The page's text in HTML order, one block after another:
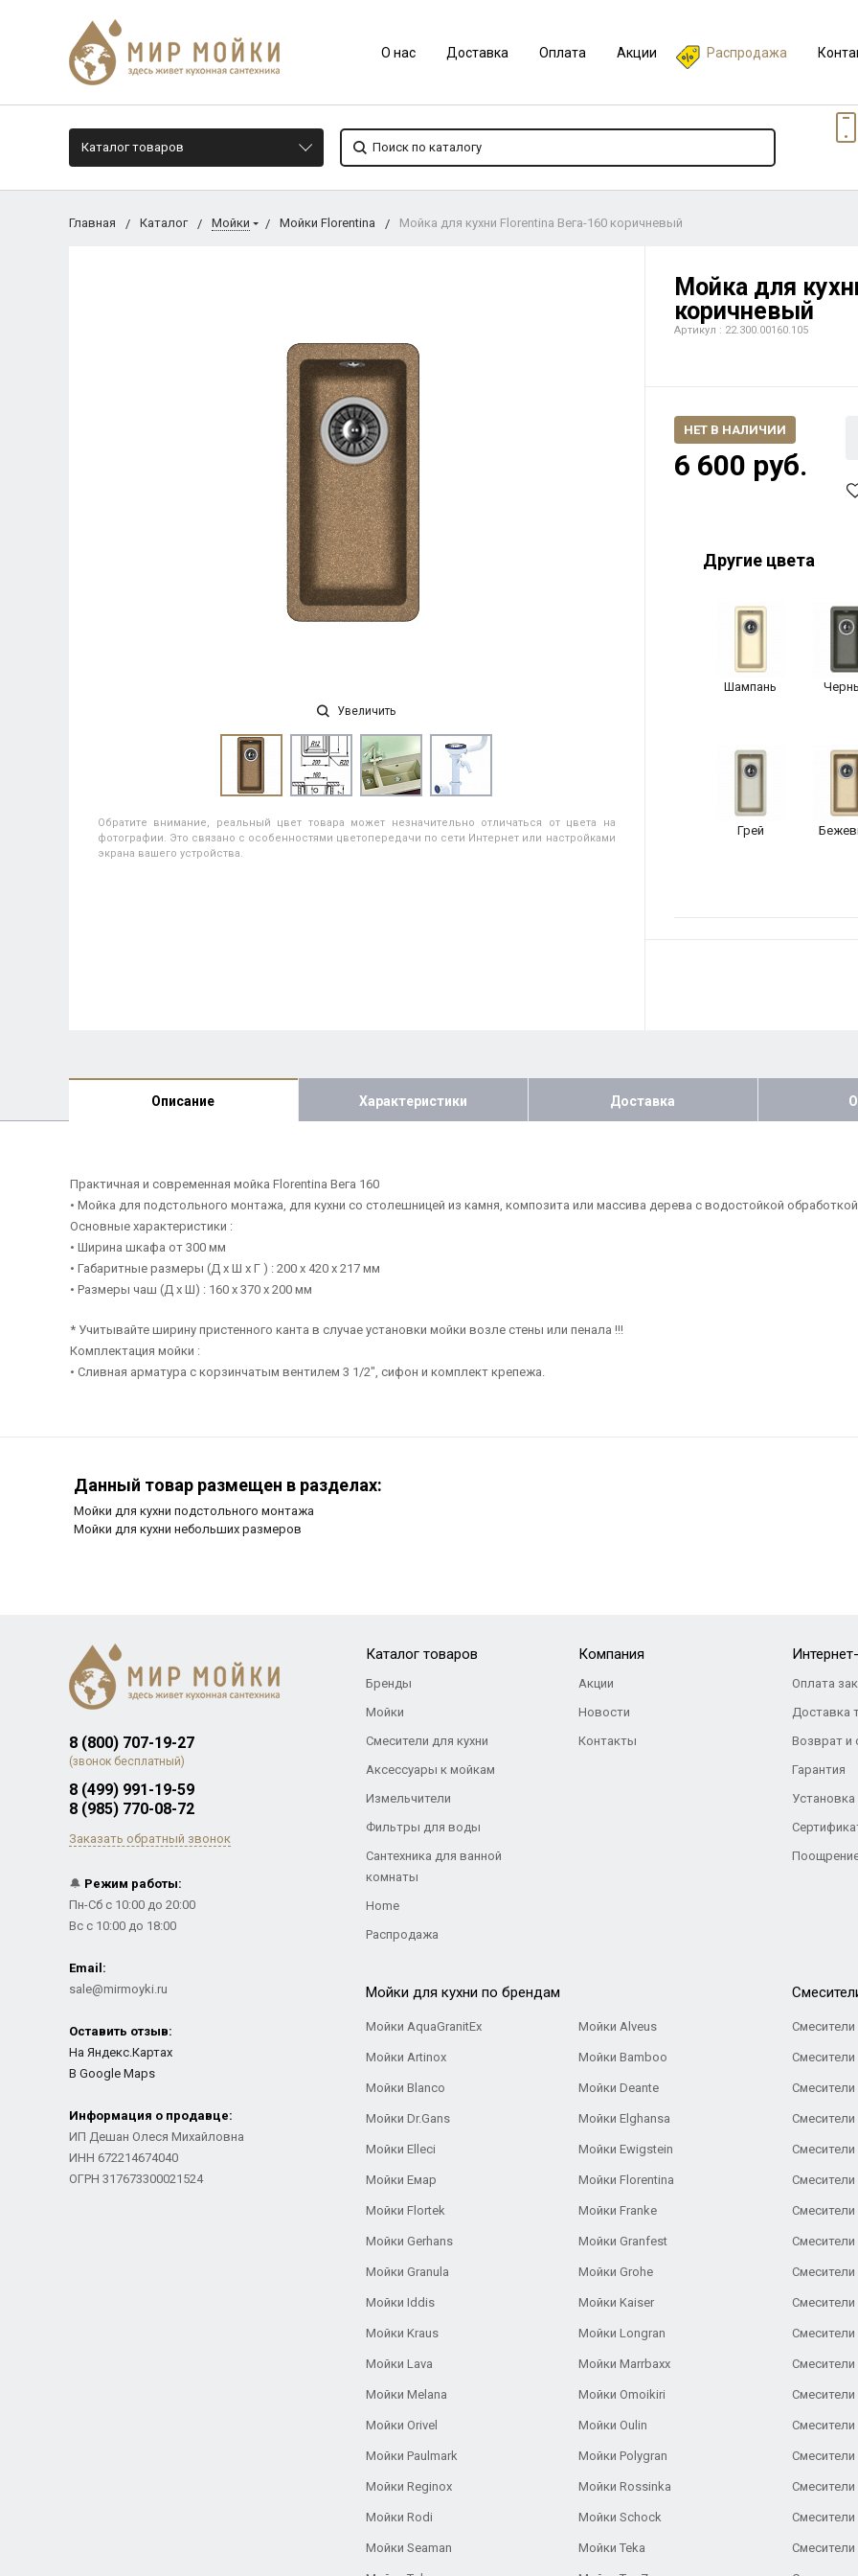
О нас Доставка Оплата Акции Распродажа
Каталог товаров
Главная Каталог Мойки Мойки Florentina Мойка для кухни Florentina Вега-160 коричневый
Увеличить
Обратите внимание, реальный цвет товара может незначительно отличаться от цвета на
фотографии. Это связано с особенностями цветопередачи по сети Интернет или настройками
экрана вашего устройства.
Мойка для
коричневый
Артикул : 22.300.00160.105
НЕТ В НАЛИЧИИ
6 600 руб.
Другие цвета
Шампань
Грей
Описание Характеристики Доставка
Практичная и современная мойка Florentina Вега 160
• Мойка для подстольного монтажа, для кухни со столешницей из камня, композита или массива дерева с водостойкой
Основные характеристики :
• Ширина шкафа от 300 мм
• Габаритные размеры (Д х Ш х Г ) : 200 х 420 х 217 мм
• Размеры чаш (Д х Ш) : 160 х 370 х 200 мм
* Учитывайте ширину пристенного канта в случае установки мойки возле стены или пенала !!!
Комплектация мойки :
• Сливная арматура с корзинчатым вентилем 3 1/2", сифон и комплект крепежа.
Данный товар размещен в разделах:
Мойки для кухни подстольного монтажа
Мойки для кухни небольших размеров
8 (800) 707-19-27
(звонок бесплатный)
8 (499) 991-19-59
8 (985) 770-08-72
Заказать обратный звонок
🔔 Режим работы:
Пн-Сб с 10:00 до 20:00
Вс с 10:00 до 18:00
Email:
sale@mirmoyki.ru
Оставить отзыв:
На Яндекс.Картах
В Google Maps
Информация о продавце:
ИП Дешан Олеся Михайловна
ИНН 672214674040
ОГРН 317673300021524
Каталог товаров
Бренды
Мойки
Смесители для кухни
Аксессуары к мойкам
Измельчители
Фильтры для воды
Сантехника для ванной
комнаты
Home
Распродажа
Компания
Акции
Новости
Контакты
Оплата
Доставка
Возврат и
Гарантия
Установка
Мойки для кухни по брендам
Мойки AquaGranitEx Мойки Alveus
Мойки Artinox Мойки Bamboo
Мойки Blanco Мойки Deante
Мойки Dr.Gans Мойки Elghansa
Мойки Elleci Мойки Ewigstein
Мойки Емар Мойки Florentina
Мойки Flortek Мойки Franke
Мойки Gerhans Мойки Granfest
Мойки Granula Мойки Grohe
Мойки Iddis Мойки Kaiser
Мойки Kraus Мойки Longran
Мойки Lava Мойки Marrbaxx
Мойки Melana Мойки Omoikiri
Мойки Orivel Мойки Oulin
Мойки Paulmark Мойки Polygran
Мойки Reginox Мойки Rossinka
Мойки Rodi Мойки Schock
Мойки Seaman Мойки Teka
Смесители
Смесители
Смесители
Смесители
Смесители
Смесители
Смесители
Смесители
Смесители
Смесители
Смесители
Смесители
Смесители
Смесители
Смесители
Смесители
Смесители